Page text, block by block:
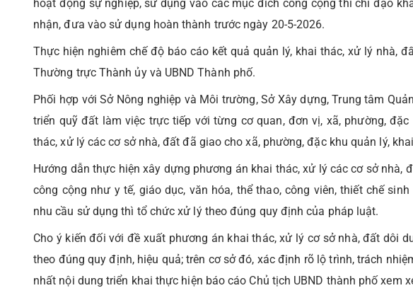
hoạt động sự nghiệp, sử dụng vào các mục đích công cộng thì chỉ đạo
nhận, đưa vào sử dụng hoàn thành trước ngày 20-5-2026.
Thực hiện nghiêm chế độ báo cáo kết quả quản lý, khai thác, xử lý nhà,
Thường trực Thành ủy và UBND Thành phố.
Phối hợp với Sở Nông nghiệp và Môi trường, Sở Xây dựng, Trung tâm
triển quỹ đất làm việc trực tiếp với từng cơ quan, đơn vị, xã, phường,
thác, xử lý các cơ sở nhà, đất đã giao cho xã, phường, đặc khu quản lý,
Hướng dẫn thực hiện xây dựng phương án khai thác, xử lý các cơ sở nhà,
công cộng như y tế, giáo dục, văn hóa, thể thao, công viên, thiết chế
nhu cầu sử dụng thì tổ chức xử lý theo đúng quy định của pháp luật.
Cho ý kiến đối với đề xuất phương án khai thác, xử lý cơ sở nhà, đất dôi
theo đúng quy định, hiệu quả; trên cơ sở đó, xác định rõ lộ trình, trách
nhất nội dung triển khai thực hiện báo cáo Chủ tịch UBND thành phố xem